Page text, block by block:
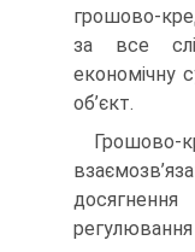
грошово-
за все
економічну
об’єкт.
Грошово-